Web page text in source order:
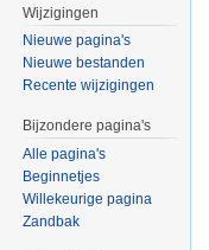
Wijzigingen
Nieuwe pagina's
Nieuwe bestanden
Recente wijzigingen
Bijzondere pagina's
Alle pagina's
Beginnetjes
Willekeurige pagina
Zandbak